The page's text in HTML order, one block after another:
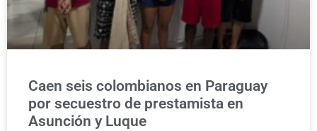
Caen seis colombianos en Paraguay
por secuestro de prestamista en
Asunción y Luque